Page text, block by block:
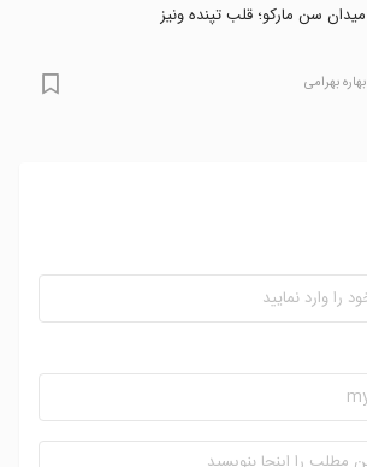
میدان سن مارکو؛ قلب تپنده ونیز
بهاره بهرامی